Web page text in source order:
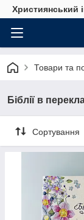
Християнський
Товари та
Біблії в
Сортування